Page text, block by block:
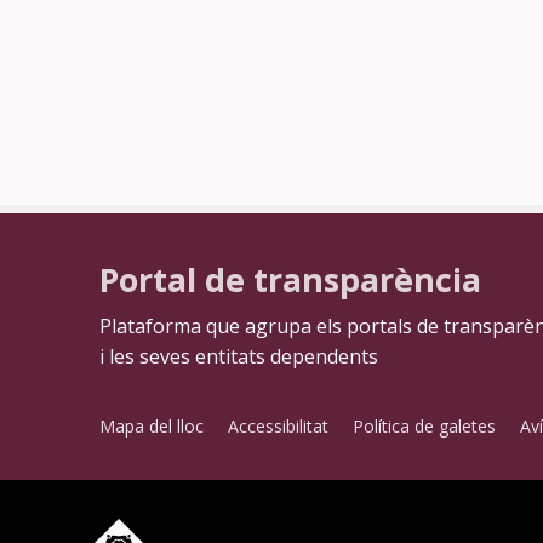
Portal de transparència
Plataforma que agrupa els portals de
i les seves entitats dependents
Mapa del lloc Accessibilitat Política de galetes